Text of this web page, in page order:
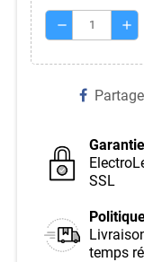
remove add
SSL
temps